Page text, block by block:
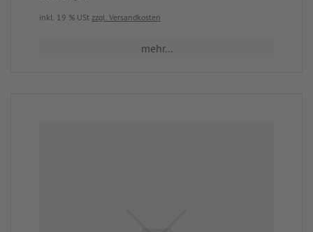
inkl. 19 % USt zzgl. Versandkosten
mehr...